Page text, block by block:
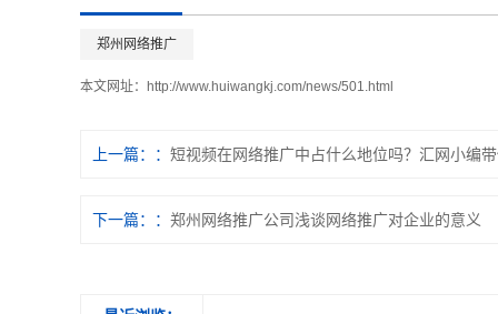
郑州网络推广
本文网址： http://www.huiwangkj.com/news/501.html
上一篇： 短视频在网络推广中占什么地位吗？汇网小编
下一篇： 郑州网络推广公司浅谈网络推广对企业的意义